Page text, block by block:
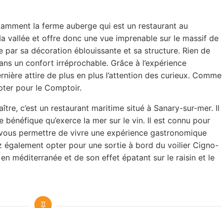
la ferme auberge qui est un restaurant au
vallée et offre donc une vue imprenable sur le massif de
par sa décoration éblouissante et sa structure. Rien de
un confort irréprochable. Grâce à l’expérience
attire de plus en plus l’attention des curieux. Comme
pour le Comptoir.
c’est un restaurant maritime situé à Sanary-sur-mer. Il
qu’exerce la mer sur le vin. Il est connu pour
permettre de vivre une expérience gastronomique
également opter pour une sortie à bord du voilier Cigno-
méditerranée et de son effet épatant sur le raisin et le